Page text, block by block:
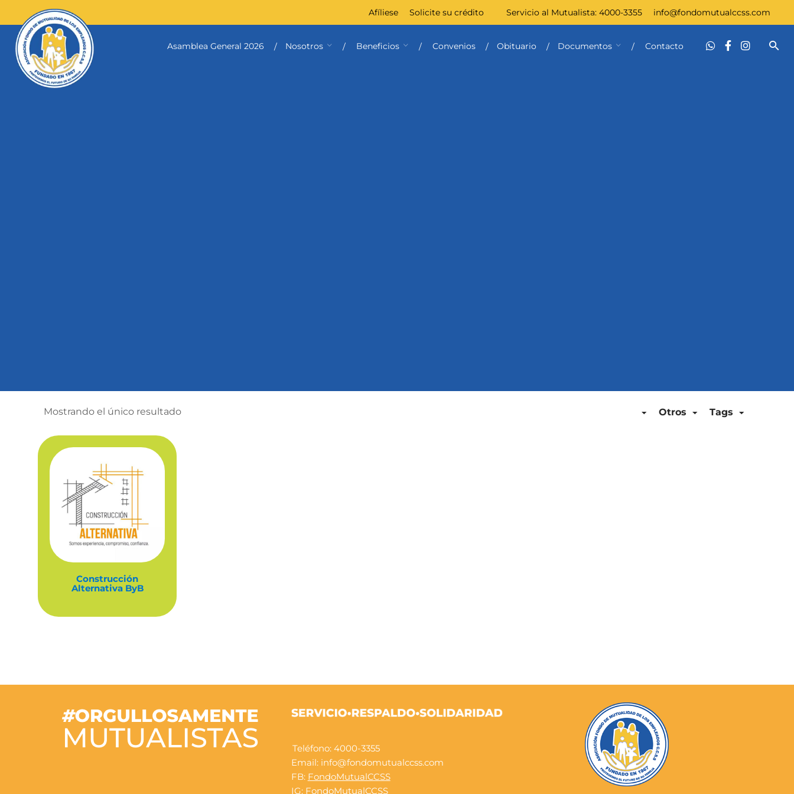
to
content
Afíliese Solicite su crédito Servicio al Mutualista: 4000-3355 info@fondomutualccss.com
Asamblea General 2026 Nosotros Beneficios Convenios Obituario Documentos Contacto
Mostrando el único resultado Otros Tags
Construcción
Alternativa ByB
Teléfono: 4000-3355
Email: info@fondomutualccss.com
FB: FondoMutualCCSS
IG: FondoMutualCCSS